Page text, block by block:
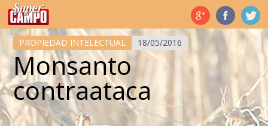
Temas de hoy
PROPIEDAD INTELECTUAL 18/05/2016
Monsanto
contraataca